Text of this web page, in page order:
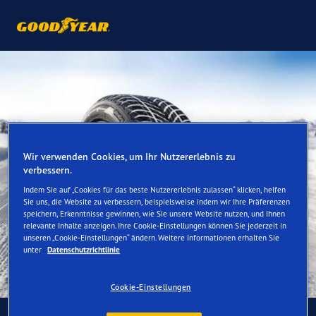
Wir verwenden Cookies, um Ihr Nutzererlebnis zu
verbessern.
Indem Sie auf „Cookies für das beste Nutzererlebnis zulassen“ klicken, helfen
Sie uns, die Website zu verbessern, beispielsweise indem wir Ihre Präferenzen
speichern, Erkenntnisse gewinnen, wie Sie unsere Website nutzen, und Ihnen
relevante Inhalte anzeigen. Ihre Cookie-Einstellungen können Sie jederzeit in
unseren „Cookie-Einstellungen“ ändern. Weitere Informationen erhalten Sie
unter Datenschutzrichtlinie
Cookie-Einstellungen